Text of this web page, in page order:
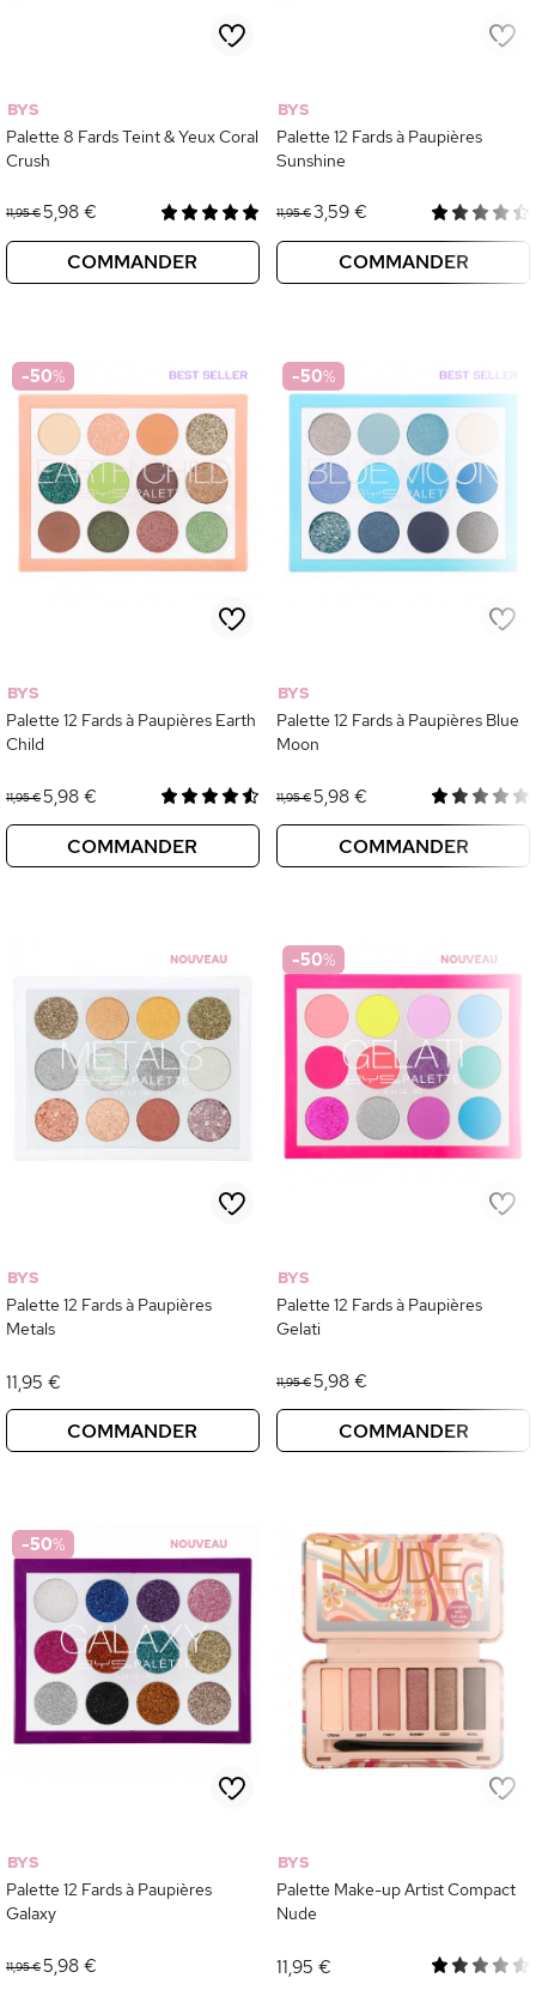
BYS
Palette 8 Fards Teint & Yeux Coral
Crush
11,95 €5,98 €
COMMANDER
BYS
Palette 12 Fards à Paupières
Sunshine
11,95 €3,59 €
COMMANDER
-50%
BYS
Palette 12 Fards à Paupières Earth
Child
11,95 €5,98 €
COMMANDER
-50%
BYS
Palette 12 Fards à Paupières Blue
Moon
11,95 €5,98 €
COMMANDER
BYS
Palette 12 Fards à Paupières
Metals
11,95 €
COMMANDER
-50%
BYS
Palette 12 Fards à Paupières
Gelati
11,95 €5,98 €
COMMANDER
-50%
BYS
Palette 12 Fards à Paupières
Galaxy
11,95 €5,98 €
BYS
Palette Make-up Artist Compact
Nude
11,95 €